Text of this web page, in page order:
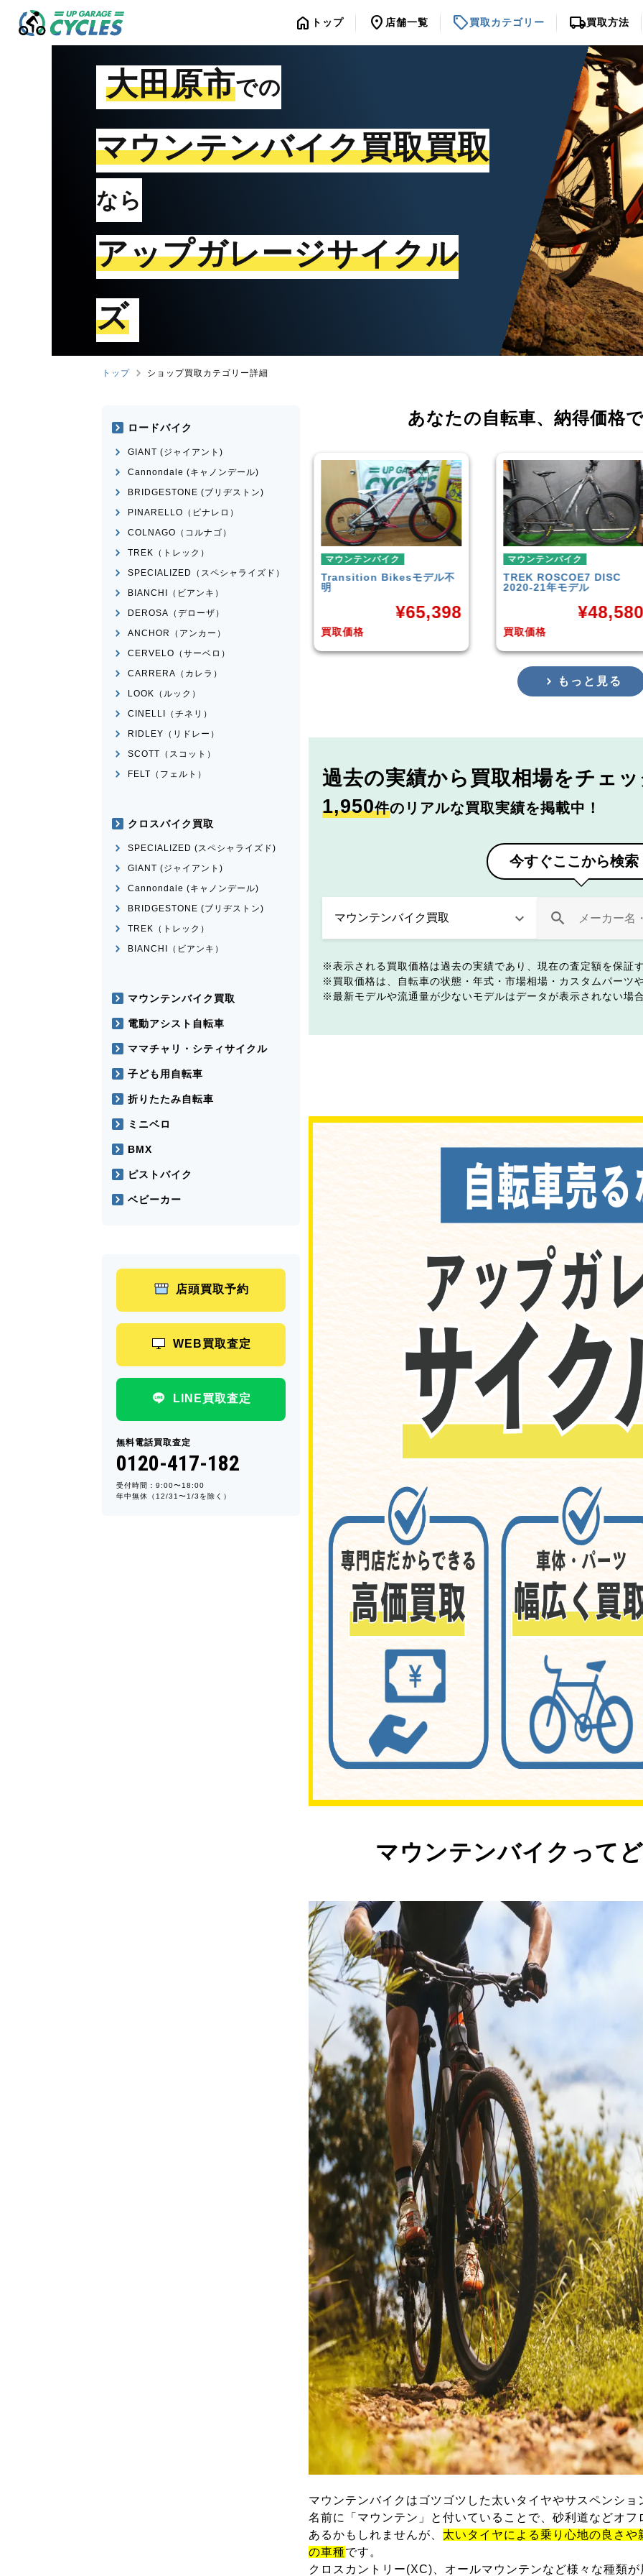
home トップ location_on 店舗一覧 sell買取カテゴリー local_shipping買取方法
大田原市での
マウンテンバイク買取買取
なら
アップガレージサイクル
ズ
トップ ショップ買取カテゴリー詳細
あなたの自転車、 納得価格
マウンテンバイク
Transition Bikes モデル不
明
買取価格
¥
マウンテンバイク
TREKROSCOE7 DISC
2020-21年モデル
買取価格
¥48,580
マウンテンバイク
Rocky Mountain Element
Carbon30 2022年モデル
買取価格
¥
もっと見る
過去の実績から 買取相場をチェ
1,950件のリアルな買取実績を掲載中！
今すぐここから検索
表示される買取価格は過去の実績であり、現在の査定額を保証
買取価格は、自転車の状態・年式・市場相場・カスタムパーツ
最新モデルや流通量が少ないモデルはデータが表示されない場
マウンテンバイクって
マウンテンバイクはゴツゴツした太いタイヤやサスペンシ
名前に「マウンテン」と付いていることで、砂利道などオ
あるかもしれませんが、 太いタイヤによる乗り心地の良さ
の車種です。
クロスカントリー(XC)、オールマウンテンなど様々な種類
ロードバイク
GIANT (ジャイアント)
Cannondale (キャノンデール)
BRIDGESTONE (ブリヂストン)
PINARELLO（ピナレロ）
COLNAGO（コルナゴ）
TREK（トレック）
SPECIALIZED（スペシャライズド）
BIANCHI（ビアンキ）
DEROSA（デローザ）
ANCHOR（アンカー）
CERVELO（サーベロ）
CARRERA（カレラ）
LOOK（ルック）
CINELLI（チネリ）
RIDLEY（リドレー）
SCOTT（スコット）
FELT（フェルト）
クロスバイク買取
SPECIALIZED (スペシャライズド)
GIANT (ジャイアント)
Cannondale (キャノンデール)
BRIDGESTONE (ブリヂストン)
TREK（トレック）
BIANCHI（ビアンキ）
マウンテンバイク買取
電動アシスト自転車
ママチャリ・シティサイクル
子ども用自転車
折りたたみ自転車
ミニベロ
BMX
ピストバイク
ベビーカー
店頭買取予約
WEB買取査定
LINE買取査定
無料電話買取査定
0120-417-182
受付時間：9:00〜18:00
年中無休（12/31〜1/3を除く）